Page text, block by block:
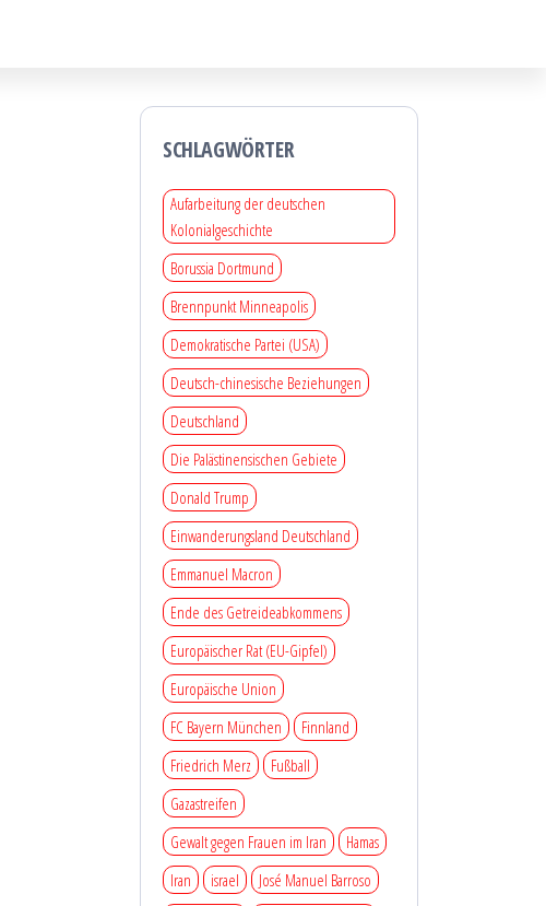
SCHLAGWÖRTER
Aufarbeitung der deutschen
Kolonialgeschichte
Borussia Dortmund
Brennpunkt Minneapolis
Demokratische Partei (USA)
Deutsch-chinesische Beziehungen
Deutschland
Die Palästinensischen Gebiete
Donald Trump
Einwanderungsland Deutschland
Emmanuel Macron
Ende des Getreideabkommens
Europäischer Rat (EU-Gipfel)
Europäische Union
FC Bayern München
Finnland
Friedrich Merz
Fußball
Gazastreifen
Gewalt gegen Frauen im Iran
Hamas
Iran
israel
José Manuel Barroso